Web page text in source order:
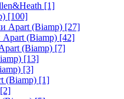
[1]
[100]
Apart (Biamp) [27]
Apart (Biamp) [42]
(Biamp) [7]
[13]
[3]
(Biamp) [1]
[2]